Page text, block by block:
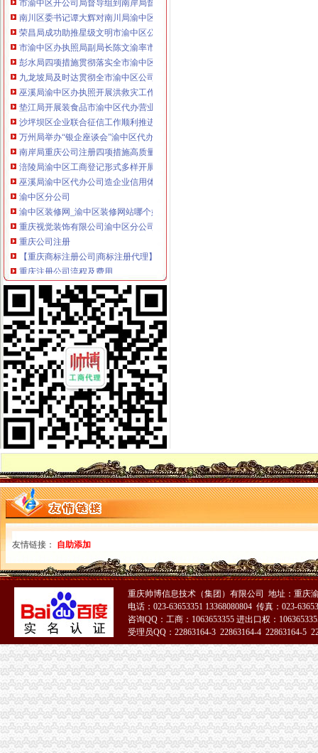
南川区委书记谭大辉对南川局渝中区代办公司工作提出四点希望
荣昌局成功助推星级文明市渝中区公司注册场创建工作
市渝中区办执照局副局长陈文渝率市检查组督查大足县灾后疫防控工作
彭水局四项措施贯彻落实全市渝中区工商登记工商局长会议精
九龙坡局及时达贯彻全市渝中区公司注销工商局长会议精
巫溪局渝中区办执照开展洪救灾工作
垫江局开展装食品市渝中区代办营业执照场专项整
沙坪坝区企业联合征信工作顺利推进
万州局举办“银企座谈会”渝中区代办工商执照搭建融资平台力推企发展
南岸局重庆公司注册四项措施高质量办结议题案工作
涪陵局渝中区工商登记形式多样开展主题实践活动
巫溪局渝中区代办公司造企业信用体系建设助推民营经济快速发展
渝中区分公司
渝中区装修网_渝中区装修网站哪个好_渝中区装修网有哪些
重庆视觉装饰有限公司渝中区分公司_工商信息_电话_地址_信用信息
重庆公司注册
【重庆商标注册公司|商标注册代理】-重庆赶集网
重庆注册公司流程及费用
渝中区公司注销
媒体称知名女艺人身陷重庆希尔顿涉案_汽车频道_中国山东网
重庆长江水运股份有限公司关于重大资产出售及吸收合并事宜的权人
渝中区开公司
渝中区江景幼儿园3层栋自带天井采光超好开适合公司买_重庆商
重庆渝中区朝天门搬家公司【今日推荐网-重庆搬家/配送/搬运】
渝中区办执照
咨询渝中大渡口江北好光解油烟净化器厂家告别油烟滚滚优惠价格
长安路工程勘察招标公告
渝中区代办工商执照
武清区工商注册_武清区代理工商注册_武清区代办营业执照
石家庄代办营业执照,石家庄代办执照,石家庄工商注册,石家庄公司
渝中区代办执照
渝中区市政消火栓水监测系统建设项目招标公告_工程招标_文章_重
大坪财务/审计/统计招聘网_重庆市渝中区财务/审计/统计人才网_大坪找
渝中区代办营业执照
代理工商注册登记_代办分公司_个体户_进出口权申请_营业执照办理
页_重庆安捷国际运输代理有限公司
渝中区工商登记
成都市工程建设领域项目信息和信用信息公开共享专栏
渝中区工商代办
工商代办__重庆亿源财税咨询有限公司-必途企业库
重庆招聘工商代办专员_重庆兴旺财务咨询有限公司招聘-汇博网
渝中区公司注册
中国邮政储蓄银行股份有限公司重庆渝中区石油路支行
重庆渝中公司注册和代理记账那家好？-商务服务-六安新闻网
渝中区代办公司
渝保监罚〔2013〕138号（华康代理重庆分公司,颜武）-中国保监会
重庆兴红得聪餐饮管理有限公司渝中区花园餐厅
工商动态
巴南局渝中区工商登记突出重点加经纪人工作
友情链接： 自助添加
重庆帅博信息技术（集团）有限公司 地址：重庆
电话：023-63653351 13368080804 传真：023-
咨询QQ：工商：1063653355 进出口权：
受理员QQ：22863164-3 22863164-4 22863164-5